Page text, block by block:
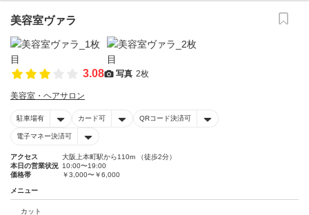
美容室ヴァラ
3.08 写真 2枚
美容室・ヘアサロン
駐車場有 カード可 QRコード決済可
電子マネー決済可
アクセス
大阪上本町駅から110m （徒歩2分）
本日の営業状況 10:00〜19:00
価格帯
￥3,000〜￥6,000
メニュー
カット